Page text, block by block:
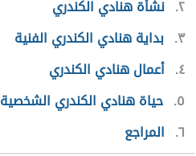
٢ نشأة هنادي الكندري
٣ بداية هنادي الكندري الفنية
٤ أعمال هنادي الكندري
٥ حياة هنادي الكندري الشخصية
٦ المراجع